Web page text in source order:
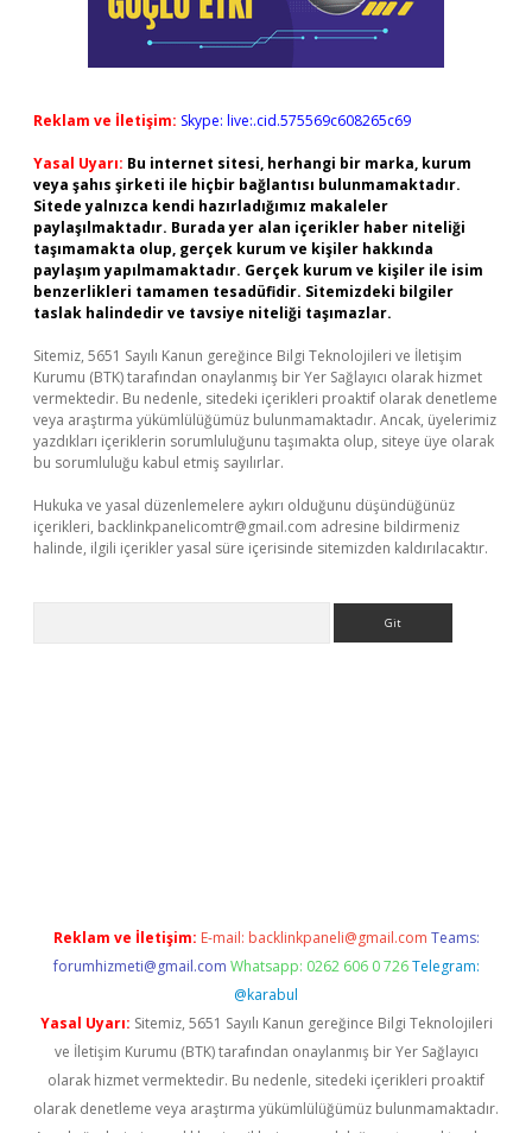
Reklam ve İletişim: Skype: live:.cid.575569c608265c69
Yasal Uyarı: Bu internet sitesi, herhangi bir marka, kurum
veya şahıs şirketi ile hiçbir bağlantısı bulunmamaktadır.
Sitede yalnızca kendi hazırladığımız makaleler
paylaşılmaktadır. Burada yer alan içerikler haber niteliği
taşımamakta olup, gerçek kurum ve kişiler hakkında
paylaşım yapılmamaktadır. Gerçek kurum ve kişiler ile isim
benzerlikleri tamamen tesadüfidir. Sitemizdeki bilgiler
taslak halindedir ve tavsiye niteliği taşımazlar.
Sitemiz, 5651 Sayılı Kanun gereğince Bilgi Teknolojileri ve İletişim
Kurumu (BTK) tarafından onaylanmış bir Yer Sağlayıcı olarak hizmet
vermektedir. Bu nedenle, sitedeki içerikleri proaktif olarak denetleme
veya araştırma yükümlülüğümüz bulunmamaktadır. Ancak, üyelerimiz
yazdıkları içeriklerin sorumluluğunu taşımakta olup, siteye üye olarak
bu sorumluluğu kabul etmiş sayılırlar.
Hukuka ve yasal düzenlemelere aykırı olduğunu düşündüğünüz
içerikleri, backlinkpanelicomtr@gmail.com adresine bildirmeniz
halinde, ilgili içerikler yasal süre içerisinde sitemizden kaldırılacaktır.
Reklam ve İletişim: E-mail: backlinkpaneli@gmail.com Teams:
forumhizmeti@gmail.com Whatsapp: 0262 606 0 726 Telegram:
@karabul
Yasal Uyarı: Sitemiz, 5651 Sayılı Kanun gereğince Bilgi Teknolojileri
ve İletişim Kurumu (BTK) tarafından onaylanmış bir Yer Sağlayıcı
olarak hizmet vermektedir. Bu nedenle, sitedeki içerikleri proaktif
olarak denetleme veya araştırma yükümlülüğümüz bulunmamaktadır.